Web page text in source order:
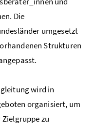
Die
umgesetzt
Strukturen
wird in
organisiert, um
Zielgruppe zu